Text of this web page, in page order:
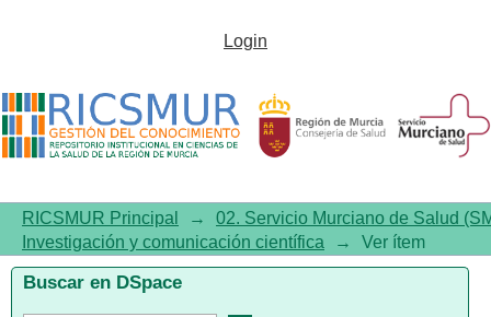
Hemorrhagic complications
Login
RICSMUR Principal →
02. Servicio Murciano de Salud
Investigación y comunicación científica
→ Ver ítem
Buscar en DSpace